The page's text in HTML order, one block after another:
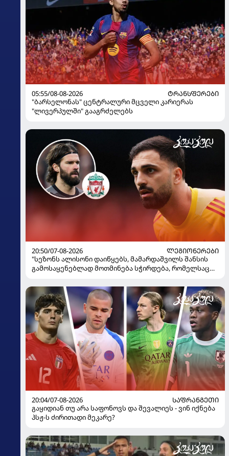
05:55/08-08-2026
ᲢᲠᲐᲜᲡᲤᲔᲠᲔᲑᲘ
"ბარსელონას" ცენტრალური მცველი კარიერას
"ლივერპულში" გააგრძელებს
20:50/07-08-2026
ᲚᲔᲒᲘᲝᲜᲔᲠᲔᲑᲘ
"სეზონს ალისონი დაიწყებს, მამარდაშვილს შანსის
გამოსაყენებლად მოთმინება სჭირდება, რომელსაც
ყოფილმა მეკარემ
20:04/07-08-2026
ᲡᲐᲤᲠᲐᲜᲒᲔᲗᲘ
გაყიდიან თუ არა საფონოვს და შევალიეს - ვინ იქნება
პსჟ-ს ძირითადი მეკარე?